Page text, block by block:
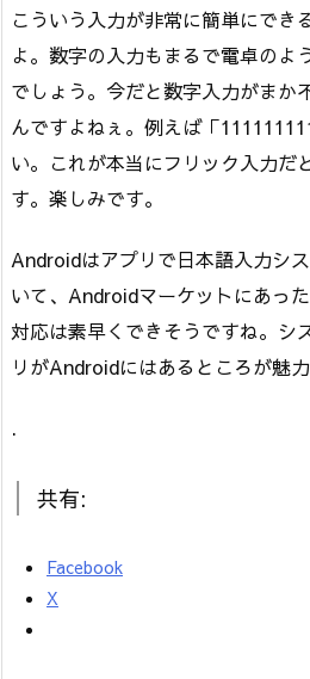
こういう入力が非常に簡単にでき
よ。数字の入力もまるで電卓のよ
でしょう。今だと数字入力がまか
んですよねぇ。例えば「
い。これが本当にフリック入力だ
す。楽しみです。
Androidはアプリで日本語入力シ
いて、Androidマーケットにあっ
対応は素早くできそうですね。シ
リがAndroidにはあるところが魅力
.
共有:
Facebook
X